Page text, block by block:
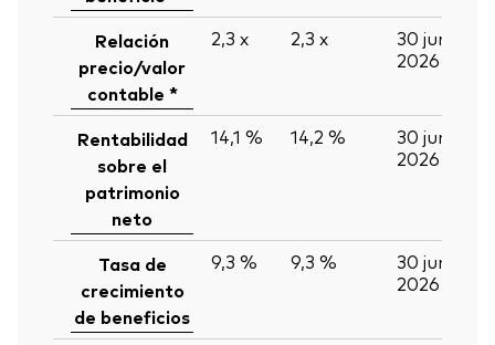
Relación
precio/valor
contable *
2,3 x 2,3 x
30 jun
2026
Rentabilidad
sobre el
patrimonio
neto
14,1 % 14,2 %
30 jun
2026
Tasa de
crecimiento
de beneficios
9,3 % 9,3 %
30 jun
2026